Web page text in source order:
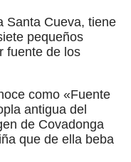
Santa Cueva, tiene
pequeños
fuente de los
como «Fuente
antigua del
de Covadonga
que de ella beba